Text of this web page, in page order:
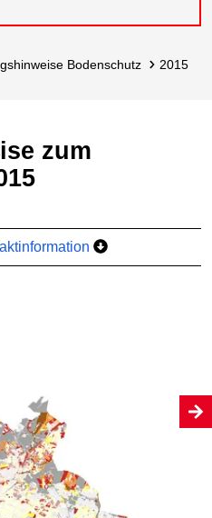
Bodenschutz
2015
zum